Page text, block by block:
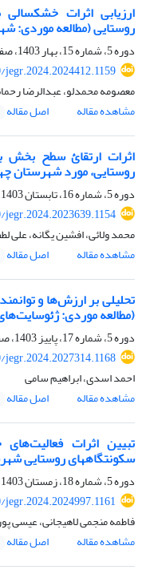
ارزیابی اثرات
روستایی (مطالعه موردی:
دوره 5، شماره 15، بهار 1403، صفحه
jegr.2024.2024412.1159
معصومه محمدلو، عبدالرضا
مشاهده مقاله
اصل مقاله
اثرات ارتقائ سطح
روستایی، مورد شهرستان
دوره 5، شماره 16، تابستان 1403، صفحه
jegr.2024.2023639.1154
محمد ولائی، افشین یگانه، علی
مشاهده مقاله
اصل مقاله
تحلیلی بر ارزش‌ها و
(مطالعه موردی:
دوره 5، شماره 17، پاییز 1403، صفحه
jegr.2024.2027314.1168
احمد اسدی، ابراهیم سامی
مشاهده مقاله
اصل مقاله
تبیین اثرات
سکونتگاههای روستایی
دوره 5، شماره 18، زمستان 1403، صفحه
فاطمه منجمی لاهیجانی، عیسی
مشاهده مقاله
اصل مقاله